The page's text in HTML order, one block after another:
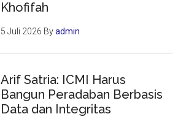
Khofifah
5 Juli 2026 Byadmin
Arif Satria: ICMI Harus
Bangun Peradaban Berbasis
Data dan Integritas